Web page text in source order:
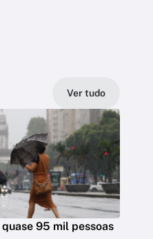
Ver tudo
95 mil pessoas